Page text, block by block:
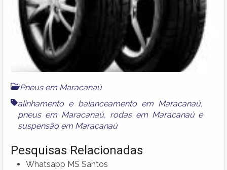
Pneus em Maracanaú
alinhamento e balanceamento em Maracanaú,
pneus em Maracanaú, rodas em Maracanaúe
suspensão em Maracanaú
Pesquisas Relacionadas
Whatsapp MS Santos